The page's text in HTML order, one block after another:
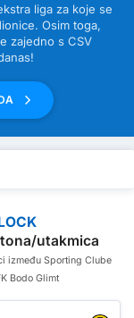
liga za koje se
Osim toga,
zajedno s CSV
utakmica
između Sporting Clube
Bodo Glimt